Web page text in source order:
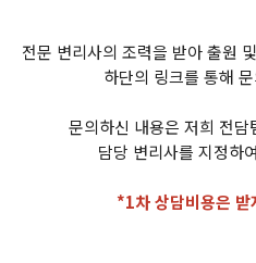
전문 변리사의 조력을 받아 출원
하단의 링크를 통해
문의하신 내용은 저희 전
담당 변리사를 지정하
*1차 상담비용은 받